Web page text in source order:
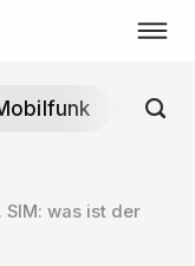
SIM: was ist der